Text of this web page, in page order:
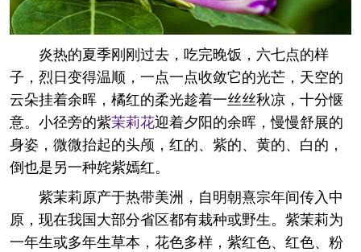
炎热的夏季刚刚过去，吃完晚饭，六七点的样
子，烈日变得温顺，一点一点收敛它的光芒，天空的
云朵挂着余晖，橘红的柔光趁着一丝丝秋凉，十分惬
意。小径旁的紫茉莉花迎着夕阳的余晖，慢慢舒展的
身姿，微微抬起的头颅，红的、紫的、黄的、白的，
倒也是另一种姹紫嫣红。
紫茉莉原产于热带美洲，自明朝熹宗年间传入中
原，现在我国大部分省区都有栽种或野生。紫茉莉为
一年生或多年生草本，花色多样，紫红色、红色、粉